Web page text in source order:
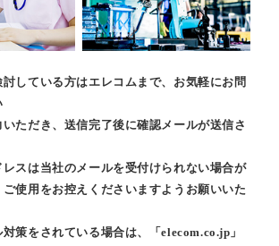
している方はエレコムまで、お気軽にお問
ただき、送信完了後に確認メールが送信さ
スは当社のメールを受付けられない場合が
使用をお控えくださいますようお願いいた
策をされている場合は、「elecom.co.jp」